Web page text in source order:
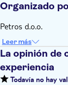
Organizado
Petros d.o.o.
Leer más
La opinión de
experiencia
Todavía no hay